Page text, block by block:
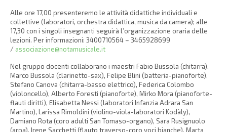
Alle ore 17,00 presenteremo le attività didattiche individuali e
collettive (laboratori, orchestra didattica, musica da camera); alle
17,30 con i singoli insegnanti seguirà l’organizzazione oraria delle
lezioni. Per informazioni: 3400710564 – 3465928699
/ associazione@notamusicale.it
Nel gruppo docenti collaborano i maestri Fabio Bussola (chitarra),
Marco Bussola (clarinetto-sax), Felipe Blini (batteria-pianoforte),
Stefano Canova (chitarra-basso elettrico), Federica Colombo
(violoncello), Alberto Foresti (pianoforte), Mirko Mora (pianoforte-
flauti diritti), Elisabetta Nessi (laboratori Infanzia Adrara San
Martino), Larissa Rimoldini (violino-viola-laboratori Kodàly),
Damiano Rota (coro adulti San Tomaso-organo), Sara Rusignuolo
(arpa), Irene Sacchetti (flauto traverso-coro voci bianche), Marta